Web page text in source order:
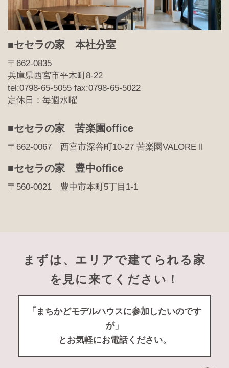
■セセラの家 本社分室
〒662-0835
兵庫県西宮市平木町8-22
tel:0798-65-5055 fax:0798-65-5022
定休日：毎週水曜
■セセラの家 苦楽園office
〒662-0067 西宮市深谷町10-27 苦楽園VALOREⅡ
■セセラの家 豊中office
〒560-0021 豊中市本町5丁目1-1
まずは、エリアで建てられる家
を見に来てください！
「まちかどモデルハウスに参加したいのです
が」
とお気軽にお電話ください。